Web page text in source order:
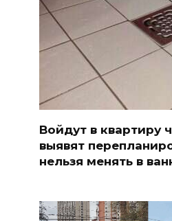
Войдут в квартиру
выявят
нельзя менять в